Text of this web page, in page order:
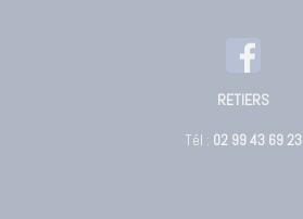
RETIERS
Tél : 02 99 43 69 23